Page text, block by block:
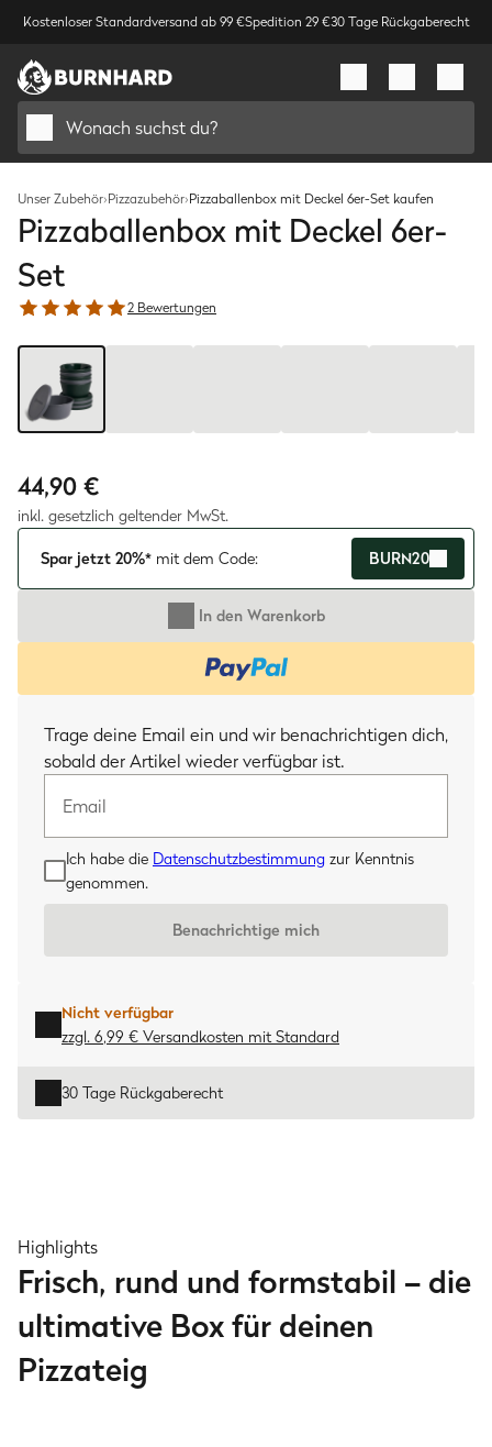
Kostenloser Standardversand ab 99 €Spedition 29 €30 Tage Rückgaberecht
Wonach suchst du?
Unser Zubehör›Pizzazubehör›Pizzaballenbox mit Deckel 6er-Set kaufen
Pizzaballenbox mit Deckel 6er-
Set
2 Bewertungen
Bild /8
44,90 €
inkl. gesetzlich geltender MwSt.
Spar jetzt 20%* mit dem Code: BURN20
In den Warenkorb
Trage deine Email ein und wir benachrichtigen dich,
sobald der Artikel wieder verfügbar ist.
Email
Ich habe die Datenschutzbestimmung zur Kenntnis
genommen.
Benachrichtige mich
Nicht verfügbar
zzgl. 6,99 € Versandkosten mit Standard
30 Tage Rückgaberecht
Highlights
Frisch, rund und formstabil – die
ultimative Box für deinen
Pizzateig